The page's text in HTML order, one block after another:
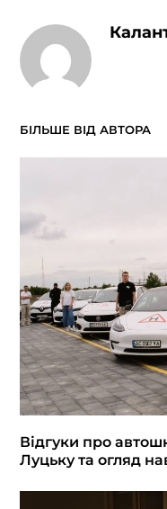
БІЛЬШЕ ВІД АВТОРА
Відгуки про
Луцьку та огляд